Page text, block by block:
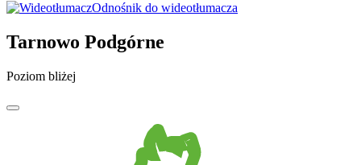
Odnośnik do wideotłumacza
Tarnowo Podgórne
Poziom bliżej